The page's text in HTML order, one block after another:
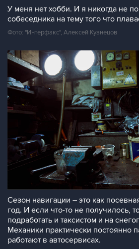
У меня нет хобби. И я никогда не
собеседника на тему того что
Фото: "Интерфакс", Алексей Кузнецов
Сезон навигации – это как
год. И если что-то не получилось,
подработать и таксистом и на
Механики практически постоянно
работают в автосервисах.